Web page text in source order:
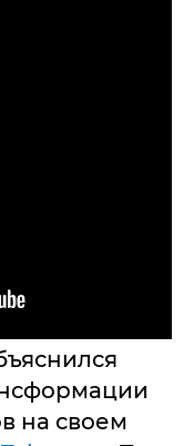
на своем